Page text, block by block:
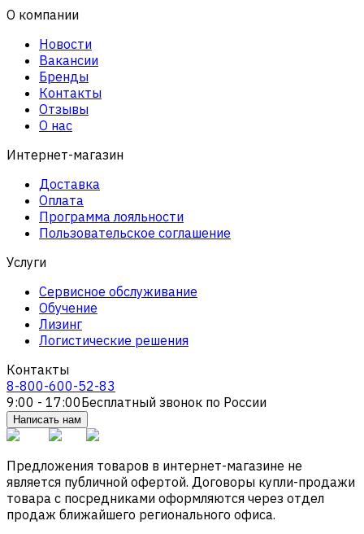
О компании
Новости
Вакансии
Бренды
Контакты
Отзывы
О нас
Интернет-магазин
Доставка
Оплата
Программа лояльности
Пользовательское соглашение
Услуги
Сервисное обслуживание
Обучение
Лизинг
Логистические решения
Контакты
8-800-600-52-83
9:00 - 17:00Бесплатный звонок по России
Написать нам
Предложения товаров в интернет-магазине не
является публичной офертой. Договоры купли-продажи
товара с посредниками оформляются через отдел
продаж ближайшего регионального офиса.